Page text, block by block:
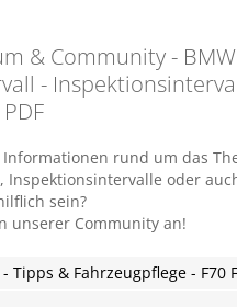
& Community -
-
rund um das
Inspektionsintervalle oder
sein?
unserer Community an!
Tipps & Fahrzeugpflege - F70